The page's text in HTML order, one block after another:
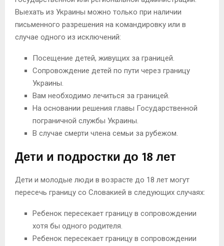
Выехать из Украины можно только при наличии
письменного разрешения на командировку или в
случае одного из исключений:
Посещение детей, живущих за границей.
Сопровождение детей по пути через границу
Украины.
Вам необходимо лечиться за границей.
На основании решения главы Государственной
пограничной службы Украины.
В случае смерти члена семьи за рубежом.
Дети и подростки до 18 лет
Дети и молодые люди в возрасте до 18 лет могут
пересечь границу со Словакией в следующих случаях:
Ребенок пересекает границу в сопровождении
хотя бы одного родителя.
Ребенок пересекает границу в сопровождении